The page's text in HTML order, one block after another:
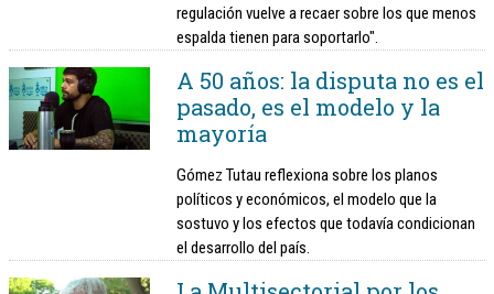
regulación vuelve a recaer sobre los que menos
espalda tienen para soportarlo".
A 50 años: la disputa no es el
pasado, es el modelo y la
mayoría
Gómez Tutau reflexiona sobre los planos
políticos y económicos, el modelo que la
sostuvo y los efectos que todavía condicionan
el desarrollo del país.